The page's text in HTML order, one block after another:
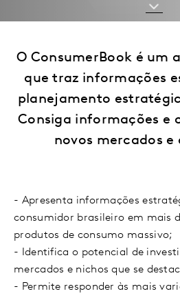
O ConsumerBook é um
que traz informações
planejamento
Consiga informações e
novos mercados e
- Apresenta informações
consumidor brasileiro em mais
produtos de consumo massivo;
- Identifica o potencial de
mercados e nichos que se
- Permite responder às mais